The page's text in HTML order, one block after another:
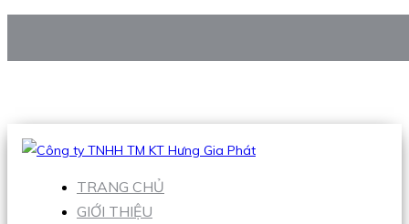
Hotline:0938 906 663
TRANG CHỦ
GIỚI THIỆU